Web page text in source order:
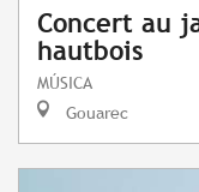
Concert au
hautbois
MÚSICA
Gouarec